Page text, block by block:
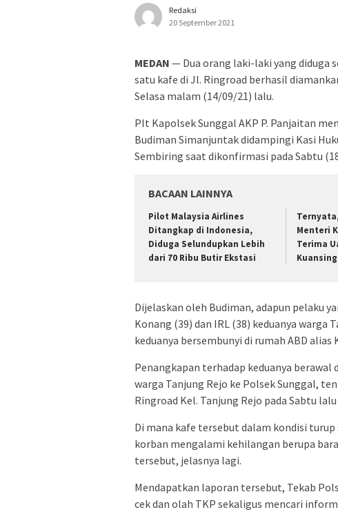
Redaksi
20 September 2021
MEDAN — Dua orang laki-laki yang diduga
satu kafe di Jl. Ringroad berhasil
Selasa malam (14/09/21) lalu.
Plt Kapolsek Sunggal AKP P. Panjaitan
Budiman Simanjuntak didampingi Kasi
Sembiring saat dikonfirmasi pada Sabtu
BACAAN LAINNYA
Pilot Malaysia Airlines
Ditangkap di Indonesia,
Diduga Selundupkan Lebih
dari 70 Ribu Butir Ekstasi
Menteri
Terima
Kuansing
Dijelaskan oleh Budiman, adapun pelaku
Konang (39) dan IRL (38) keduanya warga
keduanya bersembunyi di rumah ABD alias
Penangkapan terhadap keduanya berawal
warga Tanjung Rejo ke Polsek Sunggal,
Ringroad Kel. Tanjung Rejo pada Sabtu
Di mana kafe tersebut dalam kondisi
korban mengalami kehilangan berupa
tersebut, jelasnya lagi.
Mendapatkan laporan tersebut, Tekab
cek dan olah TKP sekaligus mencari